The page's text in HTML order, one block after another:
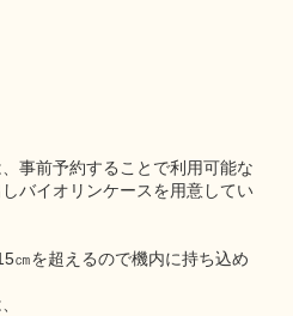
事前予約することで利用可能な
バイオリンケースを用意してい
㎝を超えるので機内に持ち込め